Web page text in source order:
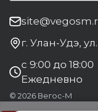
г. Улан-Удэ,
с 9:00 до 18:00
Ежедневно
© 2026 Вегос-М